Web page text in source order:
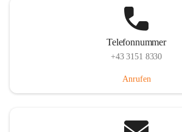
Telefonnummer
+43 3151 8330
Anrufen